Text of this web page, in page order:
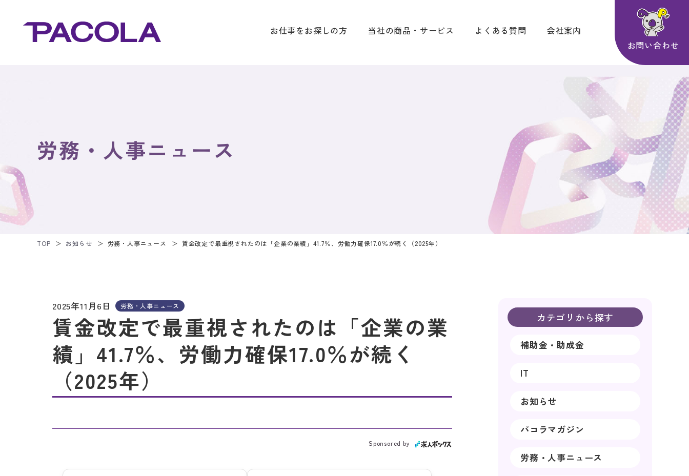
お仕事をお探しの方 当社の商品・サービス よくある質問
会社案内
お問い合わせ
労務・人事ニュース
TOP お知らせ 労務・人事ニュース 賃金改定で最重視されたのは「企業の業績」41.7％、労働力確保17.0％が続く（2025年）
2025年11月6日 労務・人事ニュース
賃金改定で最重視されたのは「企業の業
績」41.7％、労働力確保17.0％が続く
（2025年）
Sponsored by
カテゴリから探す
補助金・助成金
IT
お知らせ
パコラマガジン
労務・人事ニュース